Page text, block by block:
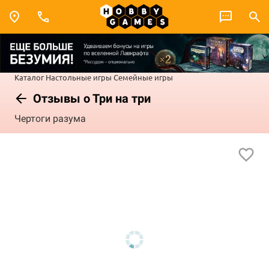
Каталог Настольные игры Семейные игры
Отзывы о Три на три
Чертоги разума